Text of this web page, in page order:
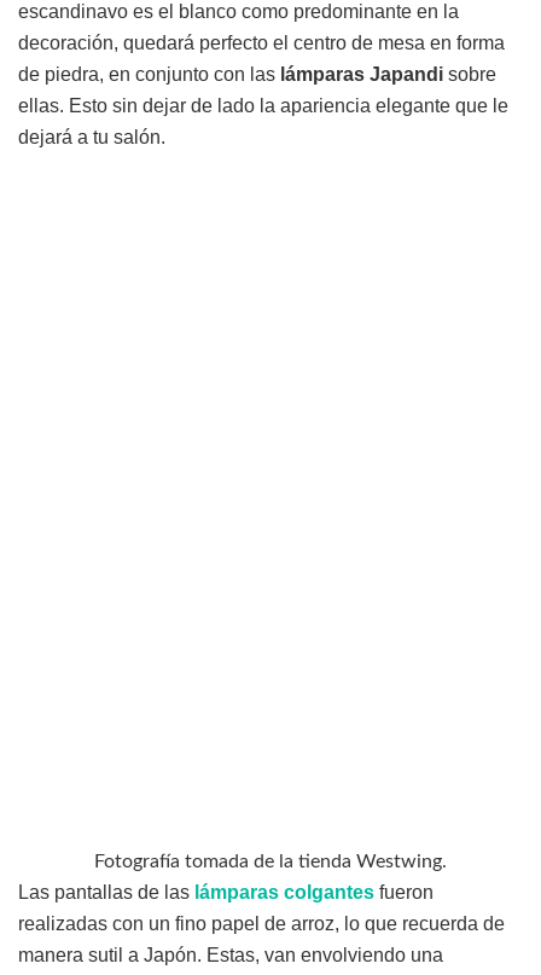
escandinavo es el blanco como predominante en la
decoración, quedará perfecto el centro de mesa en forma
de piedra, en conjunto con las lámparas Japandi sobre
ellas. Esto sin dejar de lado la apariencia elegante que le
dejará a tu salón.
Fotografía tomada de la tienda Westwing.
Las pantallas de las lámparas colgantes fueron
realizadas con un fino papel de arroz, lo que recuerda de
manera sutil a Japón. Estas, van envolviendo una